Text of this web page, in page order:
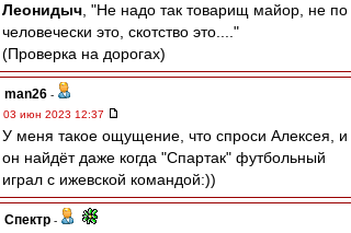
Леонидыч , "Не надо так товарищ майор, не по
человечески это, скотство это...."
(Проверка на дорогах)
man26 -
03 июн 2023 12:37
У меня такое ощущение, что спроси Алексея, и
он найдёт даже когда "Спартак" футбольный
играл с ижевской командой:))
Спектр -